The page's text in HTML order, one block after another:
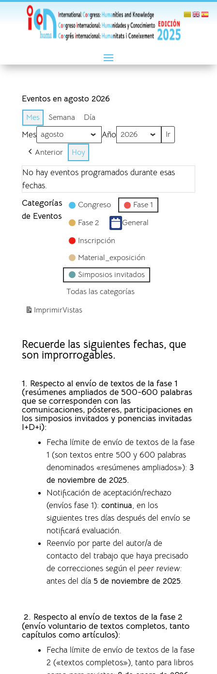
Eventos en agosto 2026
Mes Semana Día
Mes Año
Anterior Hoy
No hay eventos programados durante esas
fechas.
Categorías
de Eventos
Congreso
Fase 1
Fase 2
General
Inscripción
Material_exposición
Simposios invitados
Todas las categorías
ImprimirVistas
Recuerde las siguientes fechas, que
son improrrogables.
1. Respecto al envío de textos de la fase 1
(resúmenes ampliados de 500-600 palabras
que se corresponden con las
comunicaciones, pósteres, participaciones en
los simposios invitados y ponencias invitadas
I+D+i):
Fecha límite de envío de textos de la fase
1 (son textos entre 500 y 600 palabras
denominados «resúmenes ampliados»): 3
de noviembre de 2025.
Notificación de aceptación/rechazo
(envíos fase 1): continua, en los
siguientes tres días después del envío se
notificará evaluación.
Reenvío por parte del autor/a de
contacto del trabajo que haya precisado
de correcciones según el peer review:
antes del día 5 de noviembre de 2025.
2. Respecto al envío de textos de la fase 2
(envío voluntario de textos completos, tanto
capítulos como artículos):
Fecha límite de envío de textos de la fase
2 («textos completos»), tanto para libros